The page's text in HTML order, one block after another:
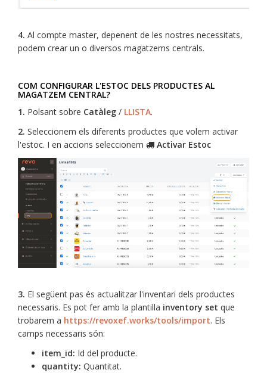
4. Al compte master, depenent de les nostres necessitats,
podem crear un o diversos magatzems centrals.
COM CONFIGURAR L'ESTOC DELS PRODUCTES AL
MAGATZEM CENTRAL?
1. Polsant sobre Catàleg / LLISTA.
2. Seleccionem els diferents productes que volem activar
l'estoc. I en accions seleccionem
Activar Estoc
3. El següent pas és actualitzar l'inventari dels productes
necessaris. Es pot fer amb la plantilla inventory set que
trobarem a https://revoxef.works/tools/import. Els
camps necessaris són:
item_id: Id del producte.
quantity: Quantitat.